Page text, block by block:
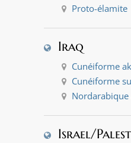
Proto-élamite
Iraq
Cunéiforme
Cunéiforme
Nordarabique
Israel/